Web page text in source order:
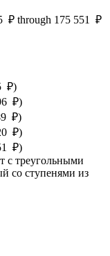
₽ through 175 551 ₽
₽)
₽)
₽)
₽)
₽)
с треугольными
со ступенями из